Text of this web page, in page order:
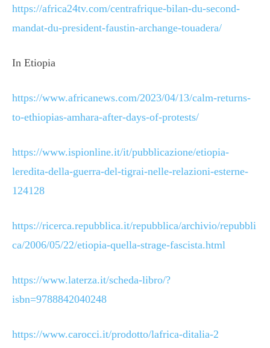
https://africa24tv.com/centrafrique-bilan-du-second-
mandat-du-president-faustin-archange-touadera/
In Etiopia
https://www.africanews.com/2023/04/13/calm-returns-
to-ethiopias-amhara-after-days-of-protests/
https://www.ispionline.it/it/pubblicazione/etiopia-
leredita-della-guerra-del-tigrai-nelle-relazioni-esterne-
124128
https://ricerca.repubblica.it/repubblica/archivio/repubbli
ca/2006/05/22/etiopia-quella-strage-fascista.html
https://www.laterza.it/scheda-libro/?
isbn=9788842040248
https://www.carocci.it/prodotto/lafrica-ditalia-2